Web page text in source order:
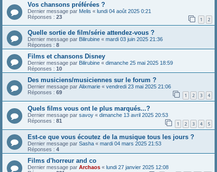
Vos chansons préférées ?
Dernier message par Melis « lundi 04 août 2025 0:21
Réponses : 23 1 2
Quelle sortie de film/série attendez-vous ?
Dernier message par Bilirubine « mardi 03 juin 2025 21:36
Réponses : 8
Films et chansons Disney
Dernier message par Bilirubine « dimanche 25 mai 2025 18:59
Réponses : 10
Des musiciens/musiciennes sur le forum ?
Dernier message par Alixmarie « vendredi 23 mai 2025 21:06
Réponses : 69 1 2 3 4
Quels films vous ont le plus marqués...?
Dernier message par savoy « dimanche 13 avril 2025 20:53
Réponses : 81 1 2 3 4 5
Est-ce que vous écoutez de la musique tous les jours ?
Dernier message par Sasha « mardi 04 mars 2025 21:53
Réponses : 4
Films d'horreur and co
Dernier message par Archaos « lundi 27 janvier 2025 12:08